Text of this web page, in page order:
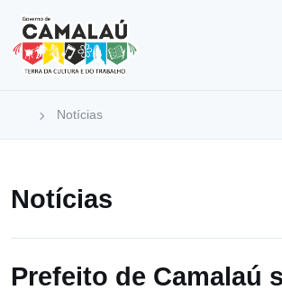
Notícias
Notícias
Prefeito de Camalaú